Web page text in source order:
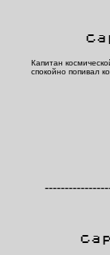
Капитан
спокойно попивал